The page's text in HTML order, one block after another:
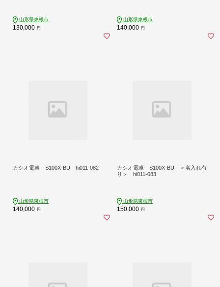
山形県東根市
130,000 円
山形県東根市
140,000 円
カシオ電卓 S100X-BU hi011-082
山形県東根市
140,000 円
カシオ電卓 S100X-BU ＜名入れ有
り＞ hi011-083
山形県東根市
150,000 円